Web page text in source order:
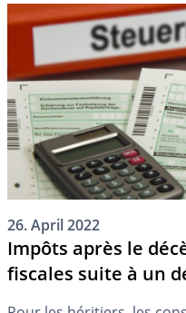
attention.
26. April 2022
Impôts après le
fiscales suite à un